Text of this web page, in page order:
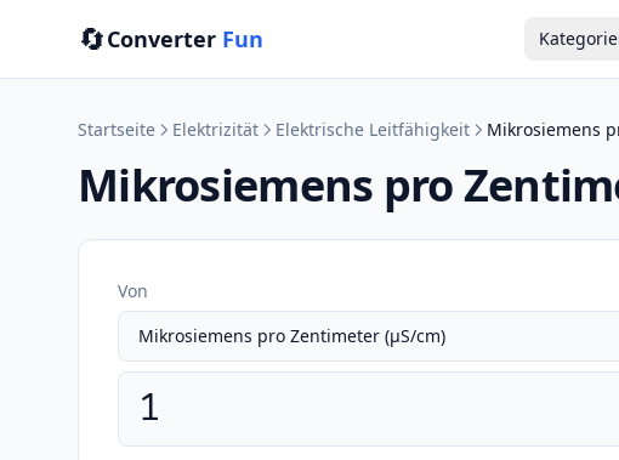
🔄Converter Fun
Startseite Elektrizität Elektrische Leitfähigkeit Mikrosiemens
Mikrosiemens pro
Von